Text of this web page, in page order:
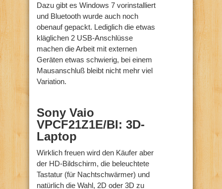
Dazu gibt es Windows 7 vorinstalliert
und Bluetooth wurde auch noch
obenauf gepackt. Lediglich die etwas
kläglichen 2 USB-Anschlüsse
machen die Arbeit mit externen
Geräten etwas schwierig, bei einem
Mausanschluß bleibt nicht mehr viel
Variation.
Sony Vaio
VPCF21Z1E/BI: 3D-
Laptop
Wirklich freuen wird den Käufer aber
der HD-Bildschirm, die beleuchtete
Tastatur (für Nachtschwärmer) und
natürlich die Wahl, 2D oder 3D zu